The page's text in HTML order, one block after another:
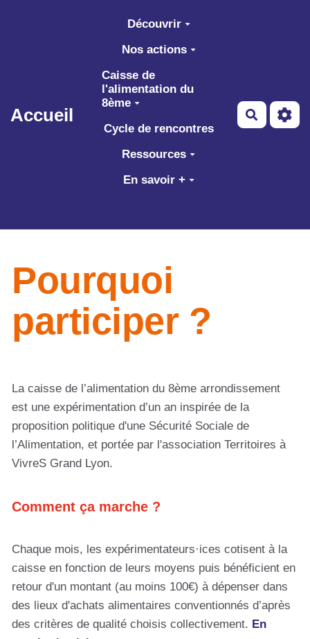
Aller au contenu principal
Accueil
Découvrir
Nos actions
Caisse de
l'alimentation du
8ème
Cycle de rencontres
Ressources
En savoir +
Pourquoi
participer ?
La caisse de l’alimentation du 8ème arrondissement
est une expérimentation d’un an inspirée de la
proposition politique d'une Sécurité Sociale de
l’Alimentation, et portée par l'association Territoires à
VivreS Grand Lyon.
Comment ça marche ?
Chaque mois, les expérimentateurs·ices cotisent à la
caisse en fonction de leurs moyens puis bénéficient en
retour d'un montant (au moins 100€) à dépenser dans
des lieux d'achats alimentaires conventionnés d’après
des critères de qualité choisis collectivement. En